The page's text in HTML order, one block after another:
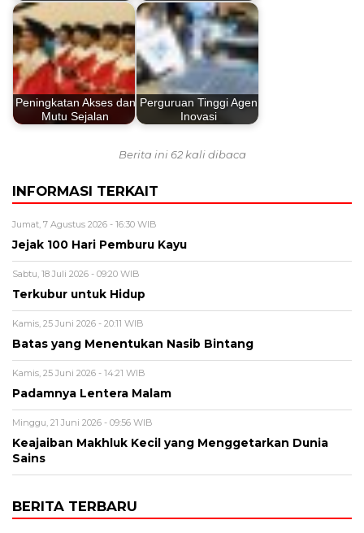
Peningkatan Akses dan
Mutu Sejalan
Perguruan Tinggi Agen
Inovasi
Berita ini 62 kali dibaca
INFORMASI TERKAIT
Jumat, 7 Agustus 2026 - 16:30 WIB
Jejak 100 Hari Pemburu Kayu
Sabtu, 18 Juli 2026 - 09:20 WIB
Terkubur untuk Hidup
Kamis, 25 Juni 2026 - 20:11 WIB
Batas yang Menentukan Nasib Bintang
Kamis, 25 Juni 2026 - 14:21 WIB
Padamnya Lentera Malam
Minggu, 21 Juni 2026 - 09:56 WIB
Keajaiban Makhluk Kecil yang Menggetarkan Dunia
Sains
BERITA TERBARU